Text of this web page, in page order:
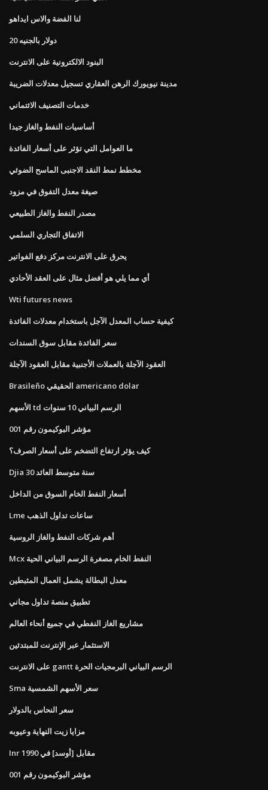
لنا الفضة والاس ايداهو
20 دولار بالجنيه
البنود الالكترونية على الانترنت
مدينة نيويورك الرهن العقاري تسجيل معدلات الضريبة
خدمات التصنيف الائتماني
أساسيات النفط والغاز جيدا
ما العوامل التي تؤثر على أسعار الفائدة
مخطط نمط النقد الاجنبى الماسح الضوئي
صيغة معدل التفوق في مزود
مصدر النفط والغاز الطبيعي
الاتفاق التجاري السلمي
يحرق على الانترنت مركز دفع الفواتير
أي مما يلي هو أفضل مثال على العقد الأحادي
Wti futures news
كيفية حساب المعدل الآجل باستخدام معدلات الفائدة
سعر الفائدة مقابل سوق السندات
العقود الآجلة بالعملات الأجنبية مقابل العقود الآجلة
Brasileño الحقيقي americano dolar
الأسهم td الرسم البياني 10 سنوات
مؤشر البوكيمون رقم 001
كيف يؤثر ارتفاع التضخم على أسعار الصرف؟
Djia 30 سنة متوسط ​​العائد
أسعار النفط الخام السوق من الداخل
Lme ساعات تداول الذهب
أهم شركات النفط والغاز الروسية
Mcx النفط الخام مصغرة الرسم البياني الحية
معدل البطالة يشمل العمال المثبطين
تطبيق منصة تداول مجاني
مشاريع الغاز النفطي في جميع أنحاء العالم
الاستثمار عبر الإنترنت للمبتدئين
على الانترنت gantt الرسم البياني البرمجيات الحرة
Sma سعر الأسهم الشمسية
سعر النحاس بالدولار
مزايا زيت النهاية وعيوبه
Inr مقابل [أوسد] في 1990
مؤشر البوكيمون رقم 001